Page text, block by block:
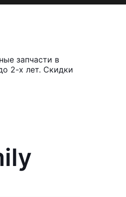
запчасти в
2-х лет. Скидки